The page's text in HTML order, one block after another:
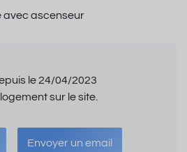
avec ascenseur
le 24/04/2023
sur le site.
Envoyer un email